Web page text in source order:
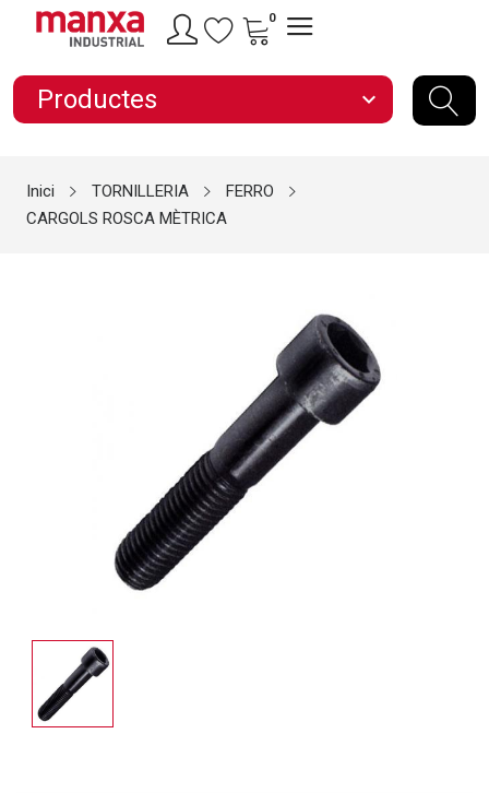
0
Productes expand_more
Inici TORNILLERIA
FERRO
CARGOLS ROSCA MÈTRICA